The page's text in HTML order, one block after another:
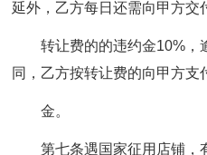
延外，乙方每日还需向甲方交
转让费的的违约金10%，
同，乙方按转让费的向甲方支
金。
第七条遇国家征用店铺，